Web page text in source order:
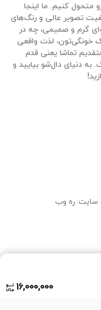
16,000,000
متحول کنیم. ما اینجا
تصویر عالی و رنگ‌های
گرم و صمیمی، چه در
خونگی‌تون، لذت واقعی
تماشا یعنی قدم
به دنیای دال‌شو بیایید و
سایت: ره وب